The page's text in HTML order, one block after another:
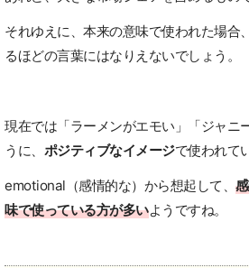
それゆえに、本来の意味で使われた場合
るほどの言葉にはなりえないでしょう。
現在では「ラーメンがエモい」「ジャニ
うに、 ポジティブなイメージで使われて
emotional（感情的な）から想起して、
味で使っている方が多いようですね。